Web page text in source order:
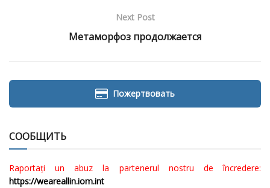
Next Post
Метаморфоз продолжаeтся
Пожертвовать
СООБЩИТЬ
Raportați un abuz la partenerul nostru de încredere:
https://weareallin.iom.int